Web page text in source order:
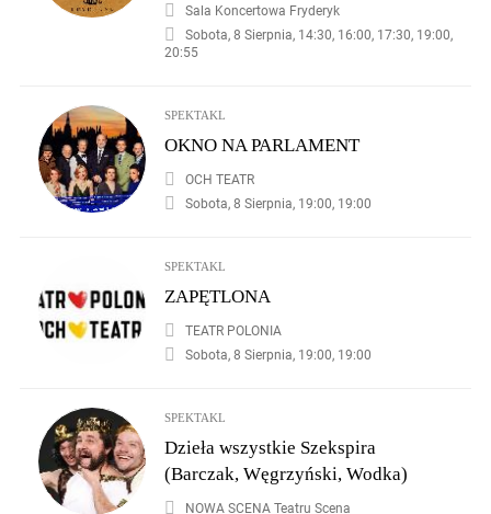
Sala Koncertowa Fryderyk
Sobota, 8 Sierpnia, 14:30, 16:00, 17:30, 19:00,
20:55
SPEKTAKL
OKNO NA PARLAMENT
OCH TEATR
Sobota, 8 Sierpnia, 19:00, 19:00
SPEKTAKL
ZAPĘTLONA
TEATR POLONIA
Sobota, 8 Sierpnia, 19:00, 19:00
SPEKTAKL
Dzieła wszystkie Szekspira
(Barczak, Węgrzyński, Wodka)
NOWA SCENA Teatru Scena